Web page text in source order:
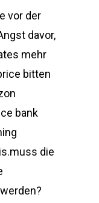
vor der
davor,
mehr
bitten
bank
die